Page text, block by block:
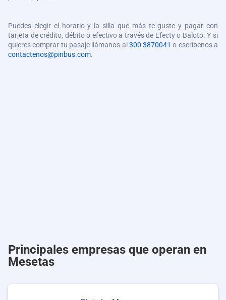
Puedes elegir el horario y la silla que más te guste y pagar con
tarjeta de crédito, débito o efectivo a través de Efecty o Baloto. Y si
quieres comprar tu pasaje llámanos al 300 3870041 o escríbenos a
contactenos@pinbus.com.
Principales empresas que operan en
Mesetas